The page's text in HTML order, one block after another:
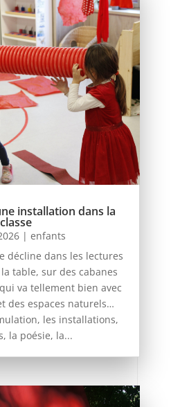
installation dans la
classe
|enfants
décline dans les lectures
table, sur des cabanes
va tellement bien avec
des espaces naturels…
les installations,
la poésie, la...